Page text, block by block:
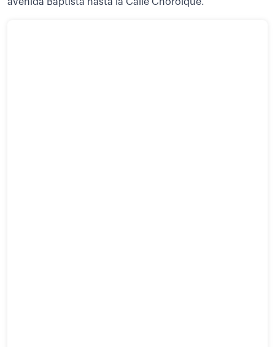
avenida Baptista hasta la Calle Chorolque.